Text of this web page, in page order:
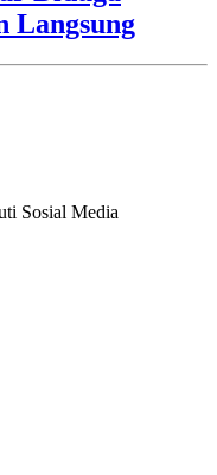
Langsung
Sosial Media